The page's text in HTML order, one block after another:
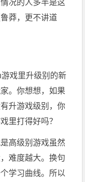
况的人多半是这
莽，更不讲道
戏里升级别的新
。你想想，如果
升游戏级别，你
里打得好吗？
高级别游戏虽然
难度越大。换句
学习曲线。所以